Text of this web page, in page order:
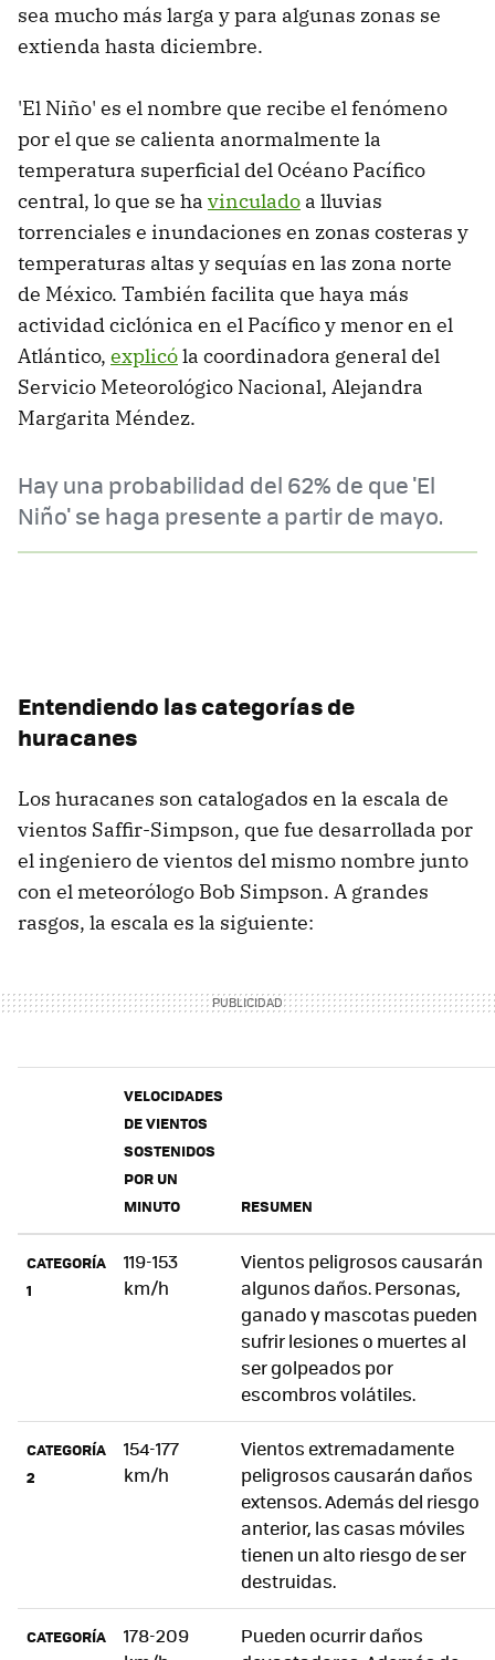
sea mucho más larga y para algunas zonas se
extienda hasta diciembre.
'El Niño' es el nombre que recibe el fenómeno
por el que se calienta anormalmente la
temperatura superficial del Océano Pacífico
central, lo que se ha vinculado a lluvias
torrenciales e inundaciones en zonas costeras y
temperaturas altas y sequías en las zona norte
de México. También facilita que haya más
actividad ciclónica en el Pacífico y menor en el
Atlántico, explicóla coordinadora general del
Servicio Meteorológico Nacional, Alejandra
Margarita Méndez.
Hay una probabilidad del 62% de que 'El
Niño' se haga presente a partir de mayo.
Entendiendo las categorías de
huracanes
Los huracanes son catalogados en la escala de
vientos Saffir-Simpson, que fue desarrollada por
el ingeniero de vientos del mismo nombre junto
con el meteorólogo Bob Simpson. A grandes
rasgos, la escala es la siguiente:
VELOCIDADES
DE VIENTOS
SOSTENIDOS
POR UN
MINUTO
RESUMEN
CATEGORÍA
1
119-153
km/h
Vientos peligrosos causarán
algunos daños. Personas,
ganado y mascotas pueden
sufrir lesiones o muertes al
ser golpeados por
escombros volátiles.
CATEGORÍA
2
154-177
km/h
Vientos extremadamente
peligrosos causarán daños
extensos. Además del riesgo
anterior, las casas móviles
tienen un alto riesgo de ser
destruidas.
CATEGORÍA
178-209
Pueden ocurrir daños